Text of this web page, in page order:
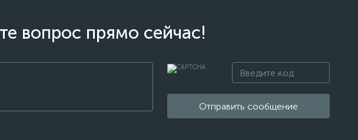
вопрос прямо сейчас!
Отправить сообщение